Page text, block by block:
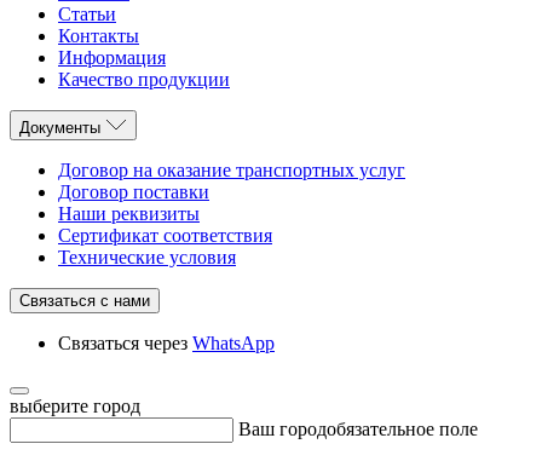
Статьи
Контакты
Информация
Качество продукции
Документы
Договор на оказание транспортных услуг
Договор поставки
Наши реквизиты
Сертификат соответствия
Технические условия
Связаться с нами
Связаться через WhatsApp
выберите город
Ваш городобязательное поле